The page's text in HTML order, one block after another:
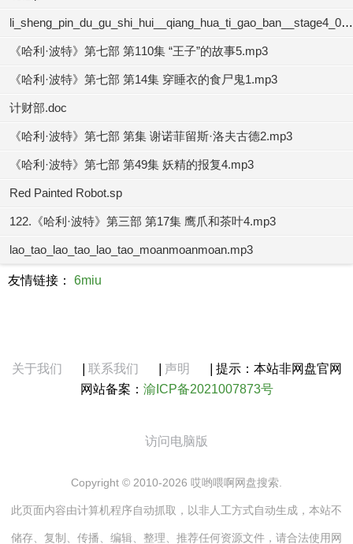
li_sheng_pin_du_gu_shi_hui__qiang_hua_ti_gao_ban__stage4_03.mp3
《哈利·波特》第七部 第110集 “王子”的故事5.mp3
《哈利·波特》第七部 第14集 穿睡衣的食尸鬼1.mp3
计财部.doc
《哈利·波特》第七部 第集 谢诺菲留斯·洛夫古德2.mp3
《哈利·波特》第七部 第49集 妖精的报复4.mp3
Red Painted Robot.sp
122.《哈利·波特》第三部 第17集 鹰爪和茶叶4.mp3
lao_tao_lao_tao_lao_tao_moanmoanmoan.mp3
友情链接： 6miu
关于我们 联系我们 声明
提示：本站非网盘官网
网站备案： 渝ICP备2021007873号
访问电脑版
Copyright © 2010-2026 哎哟喂啊网盘搜索.
此页面内容由计算机程序自动抓取，以非人工方式自动生成，本站不
储存、复制、传播、编辑、整理、推荐任何资源文件，请合法使用网